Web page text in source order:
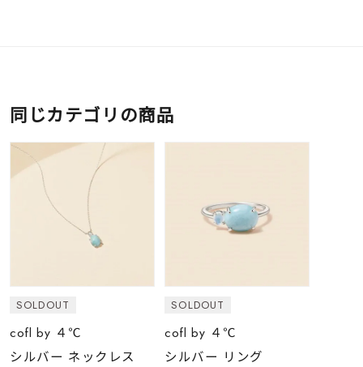
同じカテゴリの商品
SOLDOUT
cofl by ４℃
シルバー ネックレス
SOLDOUT
cofl by ４℃
シルバー リング